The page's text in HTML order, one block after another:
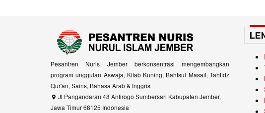
Pesantren Nuris Jember berkonsentrasi mengembangkan
program unggulan Aswaja, Kitab Kuning, Bahtsul Masail, Tahfidz
Qur'an, Sains, Bahasa Arab & Inggris
Jl Pangandaran 48 Antirogo Sumbersari Kabupaten Jember,
Jawa Timur 68125 Indonesia